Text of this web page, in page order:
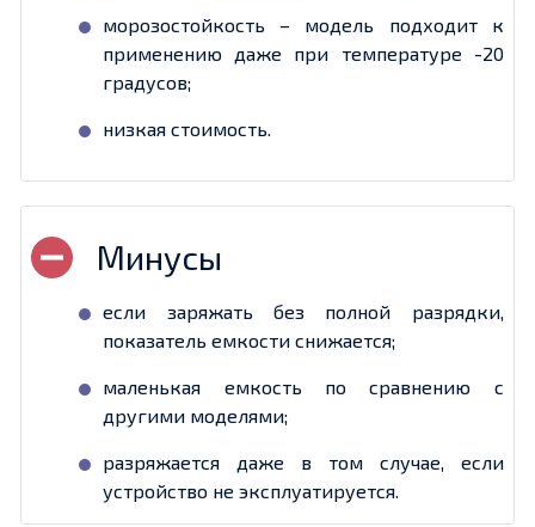
морозостойкость – модель подходит к
применению даже при температуре -20
градусов;
низкая стоимость.
если заряжать без полной разрядки,
показатель емкости снижается;
маленькая емкость по сравнению с
другими моделями;
разряжается даже в том случае, если
устройство не эксплуатируется.